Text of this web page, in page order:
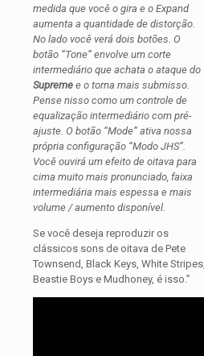
medida que você o gira e o Expand
aumenta a quantidade de distorção.
No lado você verá dois botões. O
botão “Tone” envolve um corte
intermediário que achata o ataque do
Supreme e o torna mais submisso.
Pense nisso como um controle de
equalização intermediário com pré-
ajuste. O botão “Mode” ativa nossa
própria configuração “Modo JHS”.
Você ouvirá um efeito de oitava para
cima muito mais pronunciado, faixa
intermediária mais espessa e mais
volume / aumento disponível.
Se você deseja reproduzir os
clássicos sons de oitava de Pete
Townsend, Black Keys, White Stripes,
Beastie Boys e Mudhoney, é isso.”